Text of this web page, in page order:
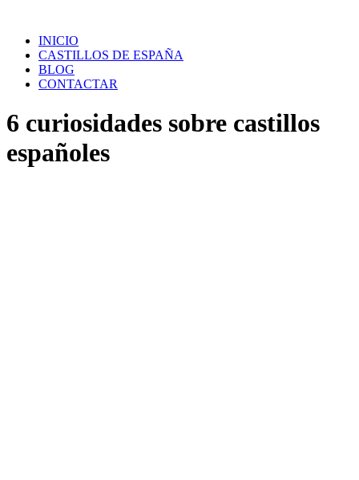
contenidoINICIO
CASTILLOS DE ESPAÑA
BLOG
CONTACTAR
6 curiosidades sobre castillos
españoles